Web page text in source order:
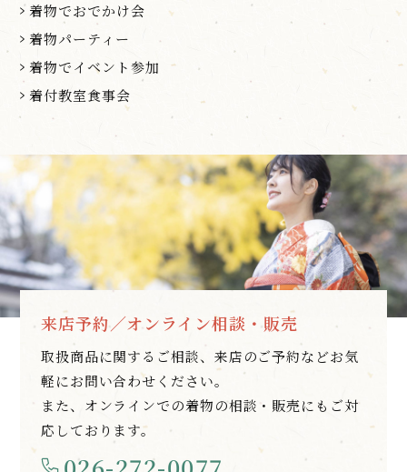
着物でおでかけ会
着物パーティー
着物でイベント参加
着付教室食事会
来店予約／オンライン相談・販売
取扱商品に関するご相談、来店のご予約などお気
軽にお問い合わせください。
また、オンラインでの着物の相談・販売にもご対
応しております。